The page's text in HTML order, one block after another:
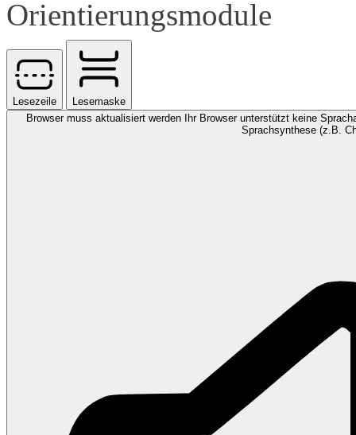
Orientierungsmodule
Lesezeile
Lesemaske
Browser muss aktualisiert werden Ihr Browser unterstützt keine
Sprachsynthese (z.B.